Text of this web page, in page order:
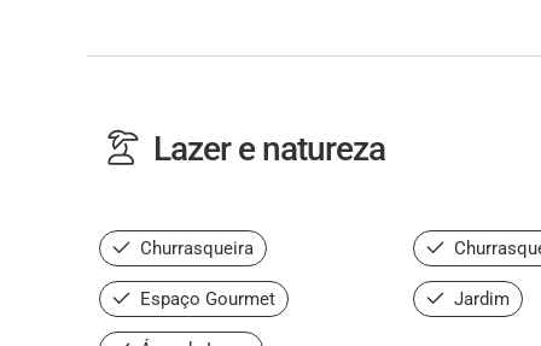
Lazer e natureza
Churrasqueira
Espaço Gourmet Jardim